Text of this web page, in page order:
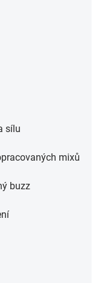
sílu
mixů
buzz